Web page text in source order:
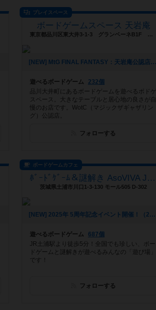
プレイスペース
ボードゲームスペース 天岩庵
東京都品川区東大井3-1-3 グランベーネB1F 大井町Kanoa内
[NEW] MtG FINAL FANTASY：天岩庵公認店イベントをまとめました（2025年06月09日 17時21分）
遊べるボードゲーム
232個
品川大井町にあるボードゲームを遊べるボドゲ
スペース。大きなテーブルと居心地の良さが自
慢のお店です。WotC（マジックザギャザリン
グ）公認店。
フォローする
ボードゲームカフェ
ﾎﾞｰﾄﾞｹﾞｰﾑ＆謎解き AsoVIVA JOKer
茨城県土浦市川口1-3-130 モール505 D-302
[NEW] 2025年 5周年記念イベント開催！（2025年01月15日 16時43分）
遊べるボードゲーム
687個
JR土浦駅より徒歩5分！全国でも珍しい、ボー
ドゲームと謎解きが遊べるみんなの「遊び場」
です！
フォローする